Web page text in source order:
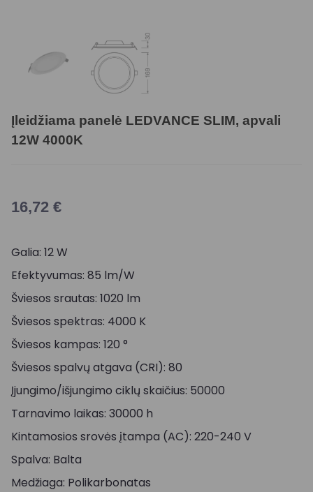
Įleidžiama panelė LEDVANCE SLIM, apvali
12W 4000K
16,72 €
Galia: 12 W
Efektyvumas: 85 lm/W
Šviesos srautas: 1020 lm
Šviesos spektras: 4000 K
Šviesos kampas: 120 °
Šviesos spalvų atgava (CRI): 80
Įjungimo/išjungimo ciklų skaičius: 50000
Tarnavimo laikas: 30000 h
Kintamosios srovės įtampa (AC): 220-240 V
Spalva: Balta
Medžiaga: Polikarbonatas